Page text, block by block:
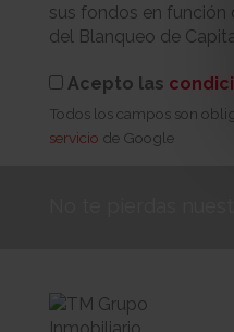
sus fondos en función
del Blanqueo de
Acepto las
Todos los campos son
servicio de Google